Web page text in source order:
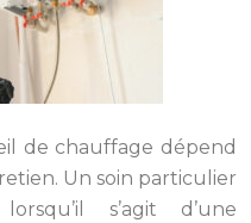
de chauffage dépend
Un soin particulier
s’agit d’une